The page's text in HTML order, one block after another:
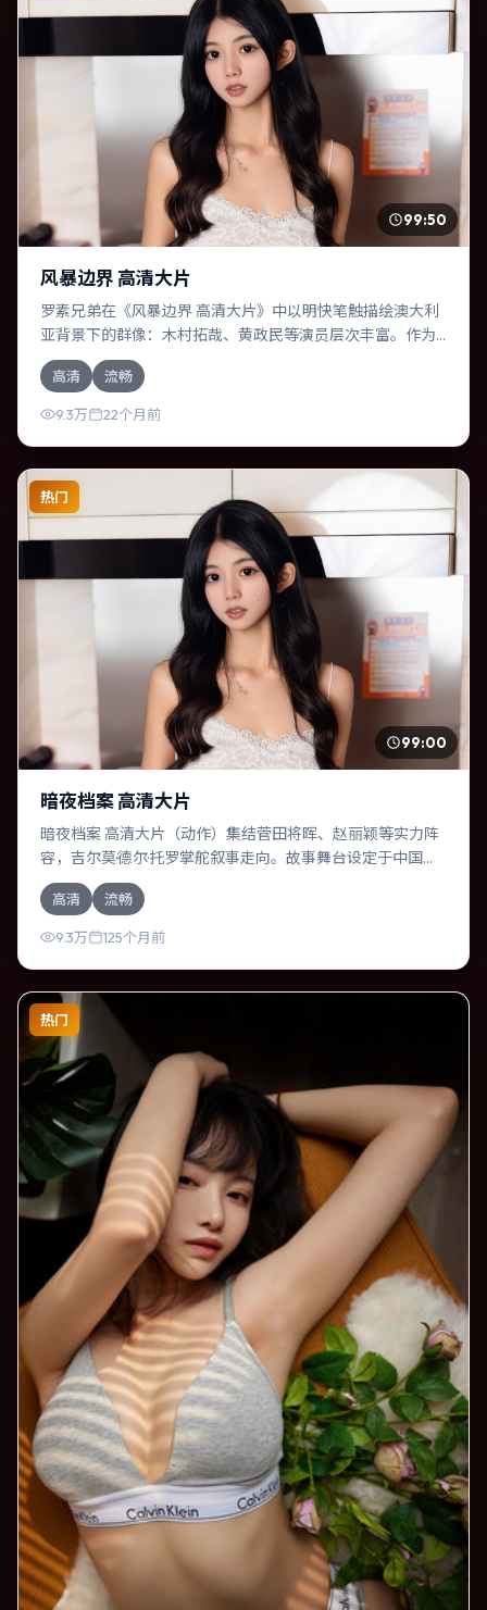
99:50
风暴边界 高清大片
罗素兄弟在《风暴边界 高清大片》中以明快笔触描绘澳大利
亚背景下的群像：木村拓哉、黄政民等演员层次丰富。作为
一部奇幻作品，故事从日常裂缝切入，逐步推向不可逆转的
结局；视听语言统一，情感落点克制有力。
高清 流畅
9.3万 22个月前
热门
99:00
暗夜档案 高清大片
暗夜档案 高清大片（动作）集结菅田将晖、赵丽颖等实力阵
容，吉尔莫·德尔·托罗掌舵叙事走向。故事舞台设定于中国香
港，围绕一次意外选择展开连锁反应；配乐与色彩高度服务
于主题，结尾留白耐人寻味。
高清 流畅
9.3万 125个月前
热门